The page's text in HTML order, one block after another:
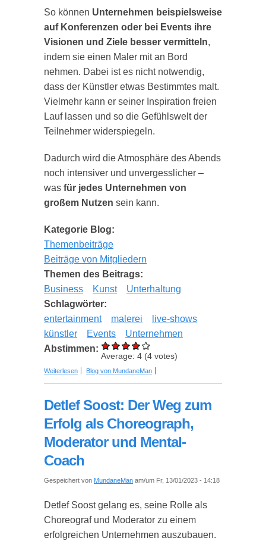
So können Unternehmen beispielsweise
auf Konferenzen oder bei Events ihre
Visionen und Ziele besser vermitteln,
indem sie einen Maler mit an Bord
nehmen. Dabei ist es nicht notwendig,
dass der Künstler etwas Bestimmtes malt.
Vielmehr kann er seiner Inspiration freien
Lauf lassen und so die Gefühlswelt der
Teilnehmer widerspiegeln.
Dadurch wird die Atmosphäre des Abends
noch intensiver und unvergesslicher –
was für jedes Unternehmen von
großem Nutzen sein kann.
Kategorie Blog:
Themenbeiträge
Beiträge von Mitgliedern
Themen des Beitrags:
Business
Kunst
Unterhaltung
Schlagwörter:
entertainment
malerei
live-shows
künstler
Events
Unternehmen
Abstimmen:
Average: 4 (4 votes)
Weiterlesen über Wie Live-Malerei zu einem unvergesslichen
Blog von MundaneMan
Detlef Soost: Der Weg zum
Erfolg als Choreograph,
Moderator und Mental-
Coach
Gespeichert von MundaneMan am/um Fr, 13/01/2023 - 14:18
Detlef Soost gelang es, seine Rolle als
Choreograf und Moderator zu einem
erfolgreichen Unternehmen auszubauen.